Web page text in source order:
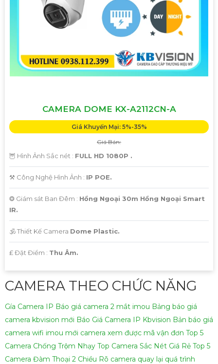
CAMERA DOME KX-A2112CN-A
Giá Khuyến Mại: 5%-35%
Giá Bán:
🦉 Hình Ảnh Sắc nét : FULL HD 1080P .
⚒ Công Nghệ Hình Ảnh : IP POE.
❂ Giám sát Ban Đêm : Hồng Ngoại 30m Hồng Ngoại Smart
IR.
🕉️ Thiết Kế Camera Dome Plastic.
️₤ Đặt Điểm : Thu Âm.
CAMERA THEO CHỨC NĂNG
Gía Camera IP Báo giá camera 2 mắt imou Bảng báo giá
camera kbvision mới Báo Giá Camera IP Kbvision Bản báo giá
camera wifi imou mới camera xem được mã vận đơn Top 5
Camera Chống Trộm Nhạy Top Camera Sắc Nét Giá Rẻ Top 5
Camera Đàm Thoại 2 Chiều Rõ camera quay lại quá trình